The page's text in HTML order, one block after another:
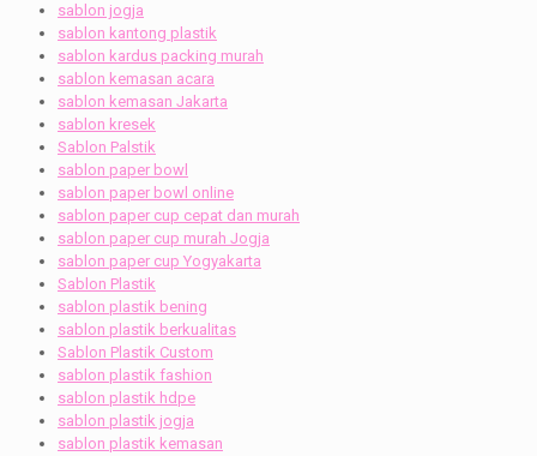
sablon jogja
sablon kantong plastik
sablon kardus packing murah
sablon kemasan acara
sablon kemasan Jakarta
sablon kresek
Sablon Palstik
sablon paper bowl
sablon paper bowl online
sablon paper cup cepat dan murah
sablon paper cup murah Jogja
sablon paper cup Yogyakarta
Sablon Plastik
sablon plastik bening
sablon plastik berkualitas
Sablon Plastik Custom
sablon plastik fashion
sablon plastik hdpe
sablon plastik jogja
sablon plastik kemasan